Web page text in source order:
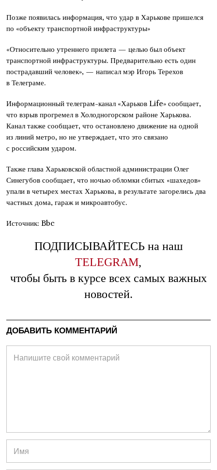
Позже появилась информация, что удар в Харькове пришелся
по «объекту транспортной инфраструктуры»
«Относительно утреннего прилета — целью был объект
транспортной инфраструктуры. Предварительно есть один
пострадавший человек», — написал мэр Игорь Терехов
в Телеграме.
Информационный телеграм-канал «Харьков Life» сообщает,
что взрыв прогремел в Холодногорском районе Харькова.
Канал также сообщает, что остановлено движение на одной
из линий метро, но не утверждает, что это связано
с российским ударом.
Также глава Харьковской областной администрации Олег
Синегубов сообщает, что ночью обломки сбитых «шахедов»
упали в четырех местах Харькова, в результате загорелись два
частных дома, гараж и микроавтобус.
Источник: Bbc
ПОДПИСЫВАЙТЕСЬ на наш
TELEGRAM,
чтобы быть в курсе всех самых важных
новостей.
ДОБАВИТЬ КОММЕНТАРИЙ